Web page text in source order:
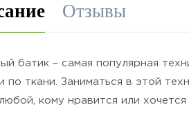
Отзывы
батик – самая популярная
по ткани. Заниматься в этой
кому нравится или хочется